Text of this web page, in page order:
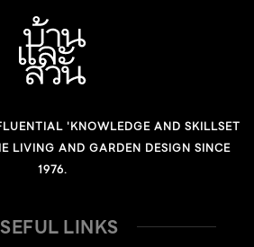
'KNOWLEDGE AND SKILLSET
LIVING AND GARDEN DESIGN SINCE
1976.
LINKS